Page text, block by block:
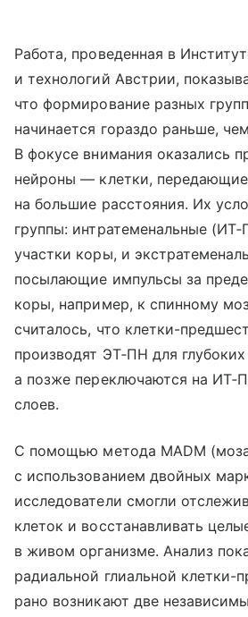
Работа, проведенная в
и технологий Австрии,
что формирование разных
начинается гораздо раньше,
В фокусе внимания оказались
нейроны — клетки,
на большие расстояния. Их
группы: интратеменальные
участки коры, и
посылающие импульсы за
коры, например, к спинному
считалось, что клетки-
производят ЭТ‑ПН для
а позже переключаются на
слоев.
С помощью метода MADM
с использованием двойных
исследователи смогли
клеток и восстанавливать
в живом организме. Анализ
радиальной глиальной клетки-
рано возникают две